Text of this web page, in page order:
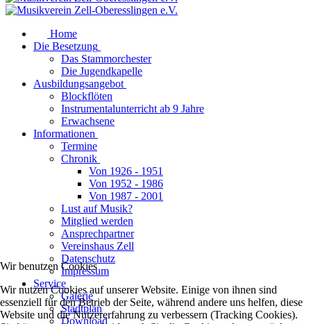
Home
Die Besetzung
Das Stammorchester
Die Jugendkapelle
Ausbildungsangebot
Blockflöten
Instrumentalunterricht ab 9 Jahre
Erwachsene
Informationen
Termine
Chronik
Von 1926 - 1951
Von 1952 - 1986
Von 1987 - 2001
Lust auf Musik?
Mitglied werden
Ansprechpartner
Vereinshaus Zell
Datenschutz
Impressum
Service
Galerie
Stadtplan
Download
Wir benutzen Cookies
Wir nutzen Cookies auf unserer Website. Einige von ihnen sind
essenziell für den Betrieb der Seite, während andere uns helfen, diese
Website und die Nutzererfahrung zu verbessern (Tracking Cookies).